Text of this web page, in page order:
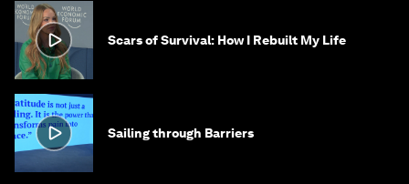
Scars of Survival: How I Rebuilt My Life
Sailing through Barriers